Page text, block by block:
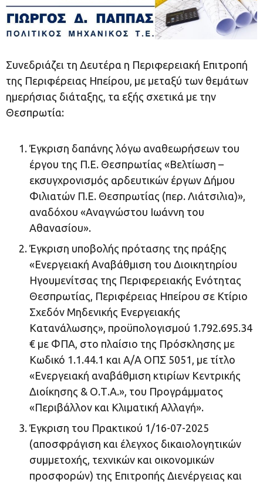
Συνεδριάζει τη Δευτέρα η Περιφερειακή Επιτροπή
της Περιφέρειας Ηπείρου, με μεταξύ των θεμάτων
ημερήσιας διάταξης, τα εξής σχετικά με την
Θεσπρωτία:
Έγκριση δαπάνης λόγω αναθεωρήσεων του
έργου της Π.Ε. Θεσπρωτίας «Βελτίωση –
εκσυγχρονισμός αρδευτικών έργων Δήμου
Φιλιατών Π.Ε. Θεσπρωτίας (περ. Λιάτσιλια)»,
αναδόχου «Αναγνώστου Ιωάννη του
Αθανασίου».
Έγκριση υποβολής πρότασης της πράξης
«Ενεργειακή Αναβάθμιση του Διοικητηρίου
Ηγουμενίτσας της Περιφερειακής Ενότητας
Θεσπρωτίας, Περιφέρειας Ηπείρου σε Κτίριο
Σχεδόν Μηδενικής Ενεργειακής
Κατανάλωσης», προϋπολογισμού 1.792.695.34
€ με ΦΠΑ, στο πλαίσιο της Πρόσκλησης με
Κωδικό 1.1.44.1 και Α/Α ΟΠΣ 5051, με τίτλο
«Ενεργειακή αναβάθμιση κτιρίων Κεντρικής
Διοίκησης & Ο.Τ.Α.», του Προγράμματος
«Περιβάλλον και Κλιματική Αλλαγή».
Έγκριση του Πρακτικού 1/16-07-2025
(αποσφράγιση και έλεγχος δικαιολογητικών
συμμετοχής, τεχνικών και οικονομικών
προσφορών) της Επιτροπής Διενέργειας και